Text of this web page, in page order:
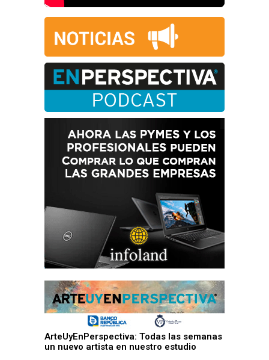
ArteUyEnPerspectiva: Todas las semanas
un nuevo artista en nuestro estudio